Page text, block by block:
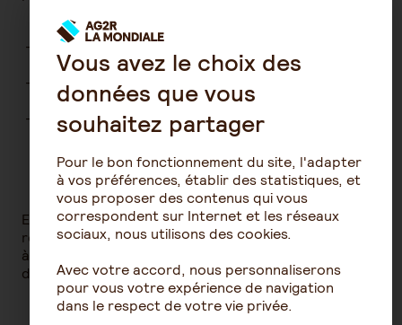
Catégorie 1 : 30% du revenu annuel moyen,
plafonné à 1 029,43€ par mois.
Catégorie 2 : 50% du revenu annuel moyen,
plafonné à 1 714€ par mois.
Catégorie 3 : 50% du revenu annuel moyen, plus
une majoration pour tierce personne. Le montant
d’indemnisation est plafonné à 2 840,41€ par mois.
En plus d’être temporaire, la pension d’invalidité est
révisable. Cela signifie que son montant peut évoluer
à la hausse ou à la baisse pendant votre période
d’indemnisation.
Vous avez le choix des
données que vous
souhaitez partager
Pour le bon fonctionnement du site, l'adapter
à vos préférences, établir des statistiques, et
vous proposer des contenus qui vous
correspondent sur Internet et les réseaux
sociaux, nous utilisons des cookies.
Avec votre accord, nous personnaliserons
pour vous votre expérience de navigation
dans le respect de votre vie privée.